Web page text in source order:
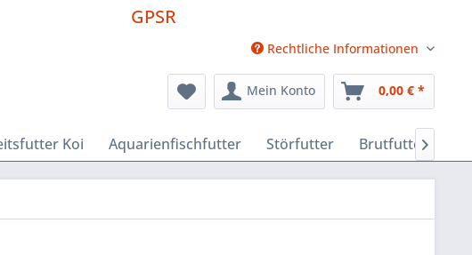
GPSR
Rechtliche Informationen
Mein Konto 0,00 € *
Koi Aquarienfischfutter Störfutter Brutfutter
